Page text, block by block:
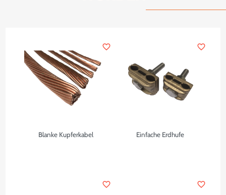
Blanke Kupferkabel
favorite_border
Einfache Erdhufe
favorite_border
favorite_border favorite_border